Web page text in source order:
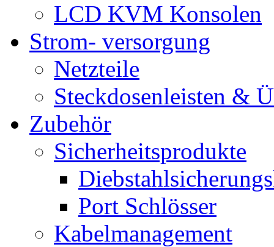
LCD KVM Konsolen
Strom- versorgung
Netzteile
Steckdosenleisten &
Zubehör
Sicherheitsprodukte
Port Schlösser
Kabelmanagement